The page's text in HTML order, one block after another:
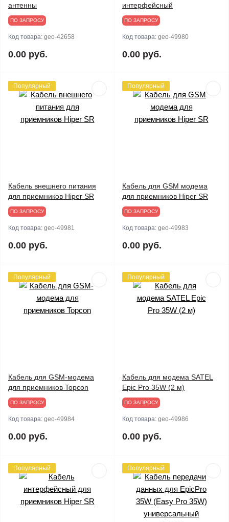
антенны
ПО ЗАПРОСУ
Код товара: geo-42658
0.00 руб.
интерфейсный
ПО ЗАПРОСУ
Код товара: geo-49980
0.00 руб.
Популярный
Кабель внешнего питания
для приемников Hiper SR
ПО ЗАПРОСУ
Код товара: geo-49981
0.00 руб.
Популярный
Кабель для GSM модема
для приемников Hiper SR
ПО ЗАПРОСУ
Код товара: geo-49983
0.00 руб.
Популярный
Кабель для GSM-модема
для приемников Topcon
ПО ЗАПРОСУ
Код товара: geo-49984
0.00 руб.
Популярный
Кабель для модема SATEL
Epic Pro 35W (2 м)
ПО ЗАПРОСУ
Код товара: geo-49986
0.00 руб.
Популярный Популярный